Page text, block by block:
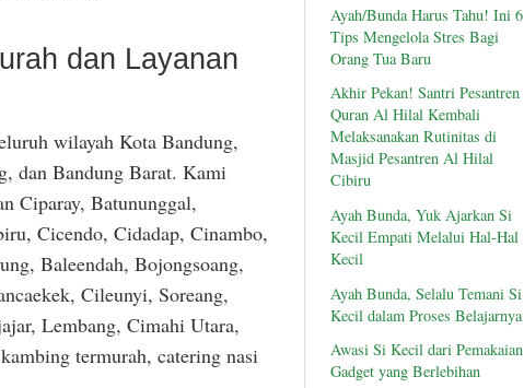
dan Layanan
wilayah Kota Bandung,
dan Bandung Barat. Kami
Ciparay, Batununggal,
Cicendo, Cidadap, Cinambo,
Baleendah, Bojongsoang,
Cileunyi, Soreang,
Lembang, Cimahi Utara,
termurah, catering nasi
Ayah/Bunda Harus Tahu! Ini 6
Tips Mengelola Stres Bagi
Orang Tua Baru
Akhir Pekan! Santri Pesantren
Quran Al Hilal Kembali
Melaksanakan Rutinitas di
Masjid Pesantren Al Hilal
Cibiru
Ayah Bunda, Yuk Ajarkan Si
Kecil Empati Melalui Hal-Hal
Kecil
Ayah Bunda, Selalu Temani Si
Kecil dalam Proses Belajarnya
Awasi Si Kecil dari Pemakaian
Gadget yang Berlebihan